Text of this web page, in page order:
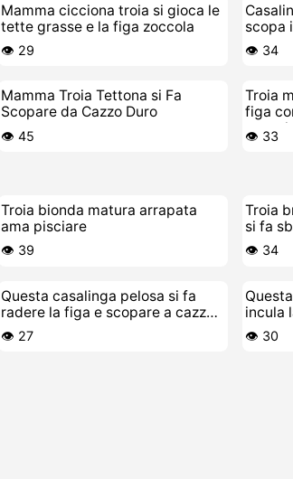
Mamma cicciona troia si gioca le
tette grasse e la figa zoccola
👁️ 29
scopa
👁️ 34
Mamma Troia Tettona si Fa
Scopare da Cazzo Duro
👁️ 45
Troia
figa
zoccola
👁️ 33
Troia bionda matura arrapata
ama pisciare
👁️ 39
Troia
si fa
👁️ 34
Questa casalinga pelosa si fa
radere la figa e scopare a cazzo
duro
👁️ 27
incula
👁️ 30